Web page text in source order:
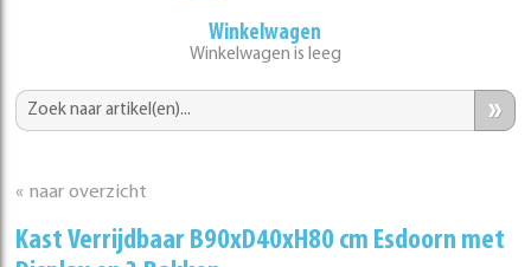
Winkelwagen
Winkelwagen is leeg
»
« naar overzicht
Kast Verrijdbaar B90xD40xH80 cm Esdoorn met